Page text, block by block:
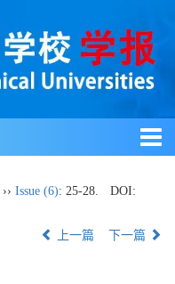
›› Issue (6): 25-28.
DOI:
上一篇 下一篇